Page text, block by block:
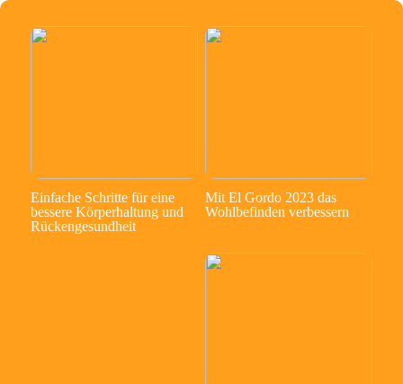
Einfache Schritte für eine
bessere Körperhaltung und
Rückengesundheit
Mit El Gordo 2023 das
Wohlbefinden verbessern